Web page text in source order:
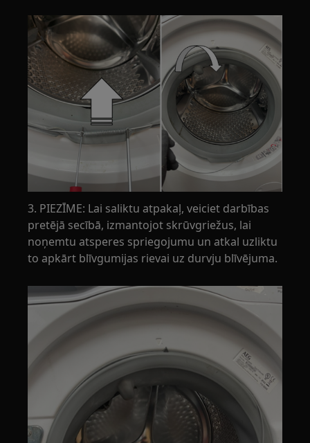
3. PIEZĪME: Lai saliktu atpakaļ, veiciet darbības
pretējā secībā, izmantojot skrūvgriežus, lai
noņemtu atsperes spriegojumu un atkal uzliktu
to apkārt blīvgumijas rievai uz durvju blīvējuma.